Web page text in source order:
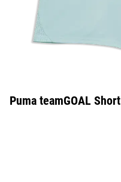
Puma teamGOAL Short